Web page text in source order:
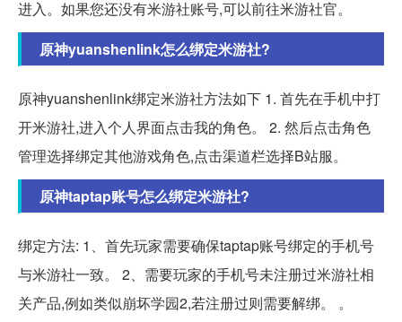
进入。如果您还没有米游社账号,可以前往米游社官。
原神yuanshenlink怎么绑定米游社?
原神yuanshenlink绑定米游社方法如下 1. 首先在手机中打
开米游社,进入个人界面点击我的角色。 2. 然后点击角色
管理选择绑定其他游戏角色,点击渠道栏选择B站服。
原神taptap账号怎么绑定米游社?
绑定方法: 1、首先玩家需要确保taptap账号绑定的手机号
与米游社一致。 2、需要玩家的手机号未注册过米游社相
关产品,例如类似崩坏学园2,若注册过则需要解绑。 。